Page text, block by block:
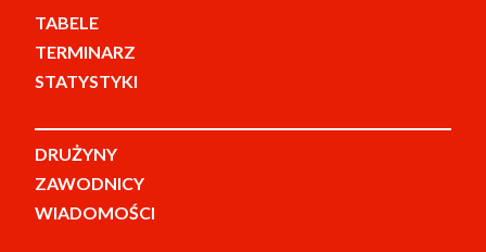
TABELE
TERMINARZ
STATYSTYKI
DRUŻYNY
ZAWODNICY
WIADOMOŚCI